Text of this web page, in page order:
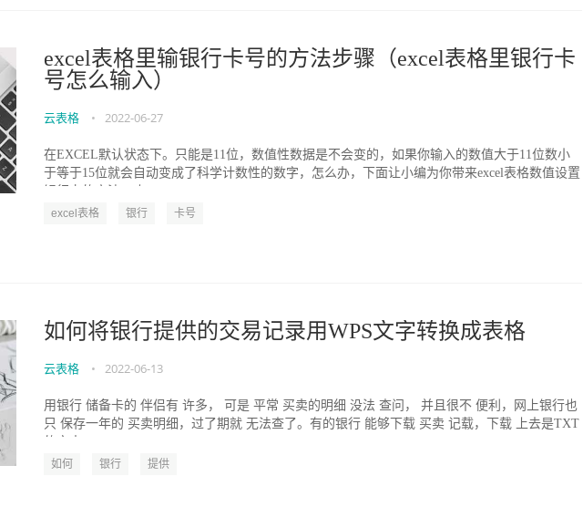
excel表格里输银行卡号的方法步骤（excel表格里银行卡
号怎么输入）
云表格 • 2022-06-27
在EXCEL默认状态下。只能是11位，数值性数据是不会变的，如果你输入的数值大于11位数小
于等于15位就会自动变成了科学计数性的数字，怎么办，下面让小编为你带来excel表格数值设置
excel表格 银行 卡号
如何将银行提供的交易记录用WPS文字转换成表格
云表格 • 2022-06-13
用银行 储备卡的 伴侣有 许多， 可是 平常 买卖的明细 没法 查问， 并且很不 便利，网上银行也
只 保存一年的 买卖明细，过了期就 无法查了。有的银行 能够下载 买卖 记载，下载 上去是TXT
如何 银行 提供